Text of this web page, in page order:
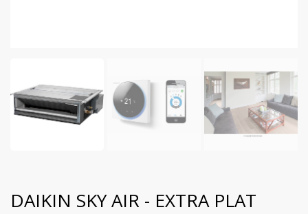
DAIKIN SKY AIR - EXTRA PLAT